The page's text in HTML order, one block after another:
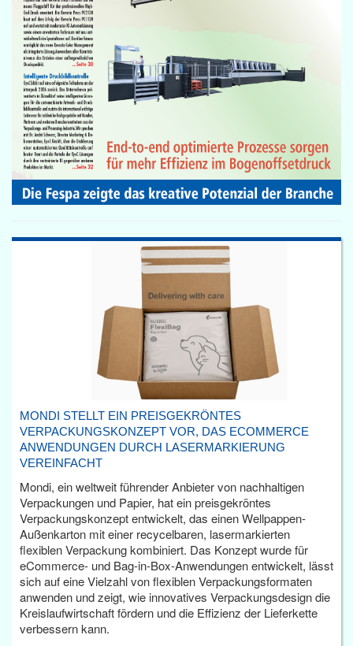
MONDI STELLT EIN PREISGEKRÖNTES
VERPACKUNGSKONZEPT VOR, DAS ECOMMERCE
ANWENDUNGEN DURCH LASERMARKIERUNG
VEREINFACHT
Mondi, ein weltweit führender Anbieter von nachhaltigen
Verpackungen und Papier, hat ein preisgekröntes
Verpackungskonzept entwickelt, das einen Wellpappen-
Außenkarton mit einer recycelbaren, lasermarkierten
flexiblen Verpackung kombiniert. Das Konzept wurde für
eCommerce- und Bag-in-Box-Anwendungen entwickelt, lässt
sich auf eine Vielzahl von flexiblen Verpackungsformaten
anwenden und zeigt, wie innovatives Verpackungsdesign die
Kreislaufwirtschaft fördern und die Effizienz der Lieferkette
verbessern kann.